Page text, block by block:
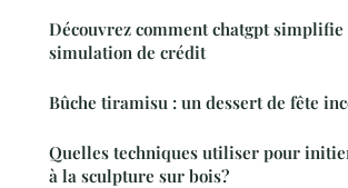
Découvrez comment chatgpt simplifie
simulation de crédit
Bûche tiramisu : un dessert de fête
Quelles techniques utiliser pour
à la sculpture sur bois?